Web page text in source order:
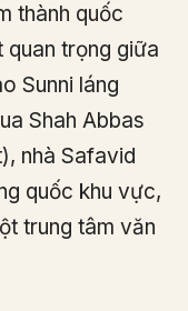
thành quốc
trọng giữa
Sunni láng
Shah Abbas
nhà Safavid
quốc khu vực,
trung tâm văn